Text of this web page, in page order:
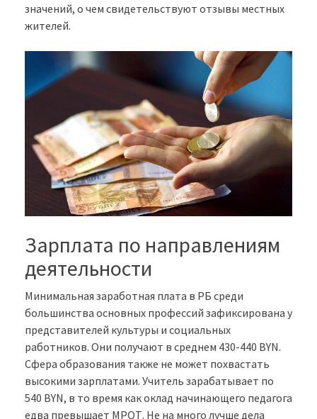
значений, о чем свидетельствуют отзывы местных
жителей.
Зарплата по направлениям
деятельности
Минимальная заработная плата в РБ среди
большинства основных профессий зафиксирована у
представителей культуры и социальных
работников. Они получают в среднем 430-440 BYN.
Сфера образования также не может похвастать
высокими зарплатами. Учитель зарабатывает по
540 BYN, в то время как оклад начинающего педагога
едва превышает МРОТ. Не на много лучше дела